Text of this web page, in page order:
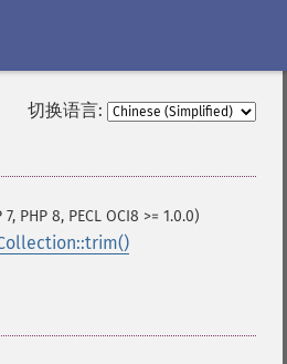
切换语言:
PHP 8, PECL OCI8 >= 1.0.0)